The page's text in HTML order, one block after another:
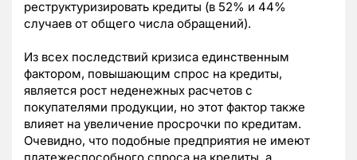
реструктуризировать кредиты (в 52% и 44%
случаев от общего числа обращений).
Из всех последствий кризиса единственным
фактором, повышающим спрос на кредиты,
является рост неденежных расчетов с
покупателями продукции, но этот фактор также
влияет на увеличение просрочки по кредитам.
Очевидно, что подобные предприятия не имеют